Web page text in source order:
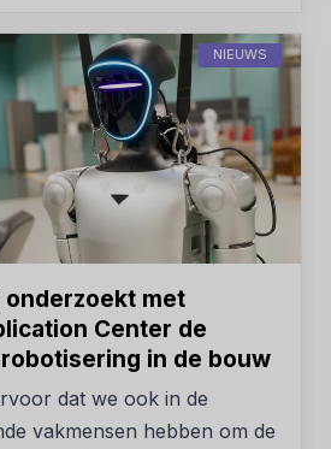
NIEUWS
onderzoekt met
Center de
in de bouw
dat we ook in de
vakmensen hebben om de